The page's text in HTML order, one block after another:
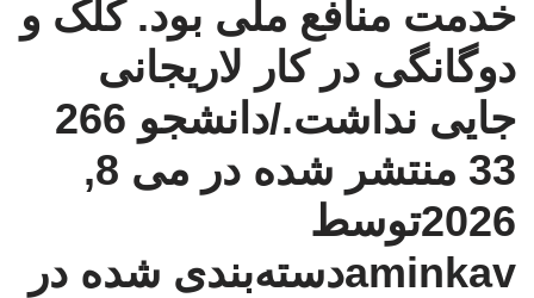
خدمت منافع ملی بود. کلک و
دوگانگی در کار لاریجانی
جایی نداشت./دانشجو 266
33
منتشر شده در می 8,
2026توسط
aminkavدسته‌بندی شده در